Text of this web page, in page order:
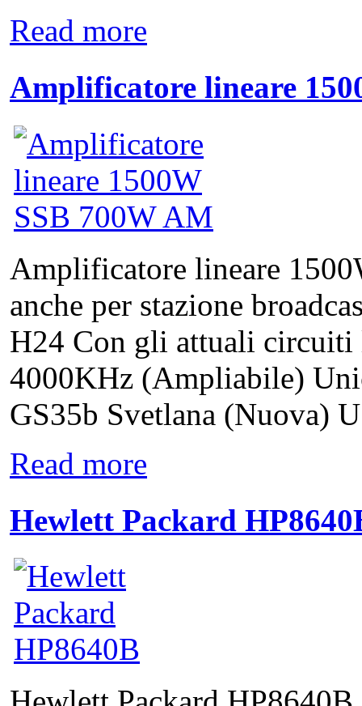
Read more
Amplificatore lineare
Amplificatore lineare
anche per stazione
H24 Con gli attuali circuiti
4000KHz (Ampliabile)
GS35b Svetlana (Nuova)
Read more
Hewlett Packard